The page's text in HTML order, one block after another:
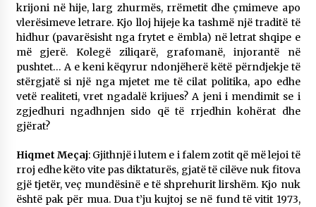
krijoni në hije, larg zhurmës, rrëmetit dhe çmimeve apo
vlerësimeve letrare. Kjo lloj hijeje ka tashmë një traditë të
hidhur (pavarësisht nga frytet e ëmbla) në letrat shqipe e
më gjerë. Kolegë ziliqarë, grafomanë, injorantë në
pushtet… A e keni këqyrur ndonjëherë këtë përndjekje të
stërgjatë si një nga mjetet me të cilat politika, apo edhe
vetë realiteti, vret ngadalë krijues? A jeni i mendimit se i
zgjedhuri ngadhnjen sido që të rrjedhin kohërat dhe
gjërat?
Hiqmet Meçaj: Gjithnjë i lutem e i falem zotit që më lejoi të
rroj edhe këto vite pas diktaturës, gjatë të cilëve nuk fitova
gjë tjetër, veç mundësinë e të shprehurit lirshëm. Kjo nuk
është pak për mua. Dua t’ju kujtoj se në fund të vitit 1973,